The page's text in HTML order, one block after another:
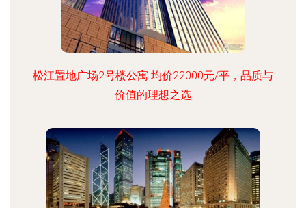
松江置地广场2号楼公寓 均价22000元/平，品质与
价值的理想之选